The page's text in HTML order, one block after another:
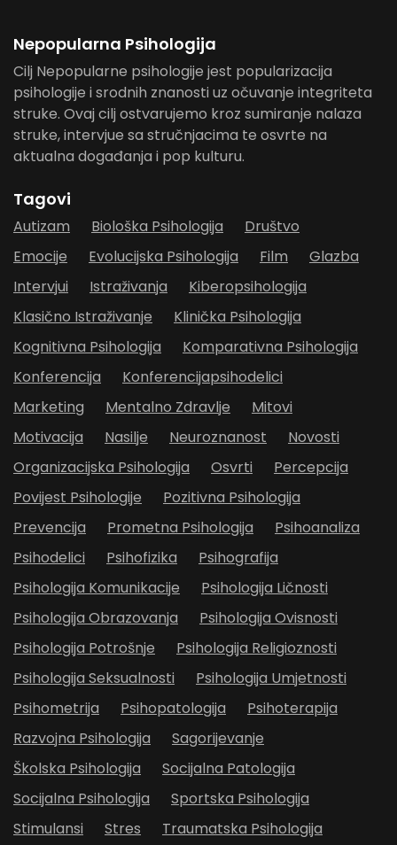
Nepopularna Psihologija
Cilj Nepopularne psihologije jest popularizacija
psihologije i srodnih znanosti uz očuvanje integriteta
struke. Ovaj cilj ostvarujemo kroz sumiranje nalaza
struke, intervjue sa stručnjacima te osvrte na
aktualna događanja i pop kulturu.
Tagovi
Autizam Biološka Psihologija
Društvo
Emocije
Evolucijska Psihologija Film
Glazba
Intervjui
Istraživanja
Kiberopsihologija
Klasično Istraživanje
Klinička Psihologija
Kognitivna Psihologija
Komparativna Psihologija
Konferencija
Konferencijapsihodelici
Marketing
Mentalno Zdravlje
Mitovi
Motivacija
Nasilje Neuroznanost
Novosti
Organizacijska Psihologija
Osvrti
Percepcija
Povijest Psihologije
Pozitivna Psihologija
Prevencija
Prometna Psihologija
Psihoanaliza
Psihodelici
Psihofizika
Psihografija
Psihologija Komunikacije
Psihologija Ličnosti
Psihologija Obrazovanja
Psihologija Ovisnosti
Psihologija Potrošnje
Psihologija Religioznosti
Psihologija Seksualnosti
Psihologija Umjetnosti
Psihometrija
Psihopatologija
Psihoterapija
Razvojna Psihologija
Sagorijevanje
Školska Psihologija
Socijalna Patologija
Socijalna Psihologija
Sportska Psihologija
Stimulansi
Stres Traumatska Psihologija